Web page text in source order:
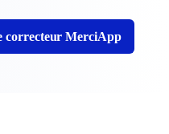
correcteur MerciApp